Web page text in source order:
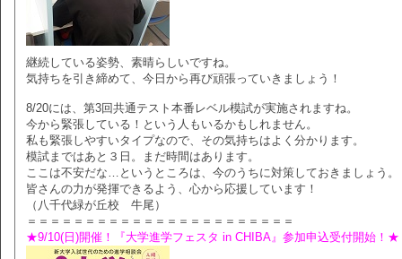
継続している姿勢、素晴らしいですね。
気持ちを引き締めて、今日から再び頑張っていきましょう！
8/20には、第3回共通テスト本番レベル模試が実施されますね。
今から緊張している！という人もいるかもしれません。
私も緊張しやすいタイプなので、その気持ちはよく分かります。
模試まではあと３日。まだ時間はあります。
ここは不安だな…というところは、今のうちに対策しておきましょう。
皆さんの力が発揮できるよう、心から応援しています！
（八千代緑が丘校 牛尾）
＝＝＝＝＝＝＝＝＝＝＝＝＝＝＝＝＝＝＝＝＝＝＝
★9/10(日)開催！『大学進学フェスタ in CHIBA』参加申込受付開始！★